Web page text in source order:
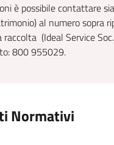
è possibile contattare
al numero sopra
raccolta (Ideal Service
800 955029.
Normativi